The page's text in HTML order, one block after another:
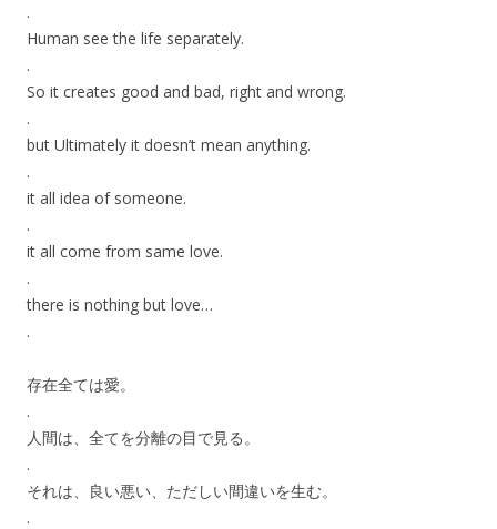
.
Human see the life separately.
.
So it creates good and bad, right and wrong.
.
but Ultimately it doesn’t mean anything.
.
it all idea of someone.
.
it all come from same love.
.
there is nothing but love…
.
存在全ては愛。
.
人間は、全てを分離の目で見る。
.
それは、良い悪い、ただしい間違いを生む。
.